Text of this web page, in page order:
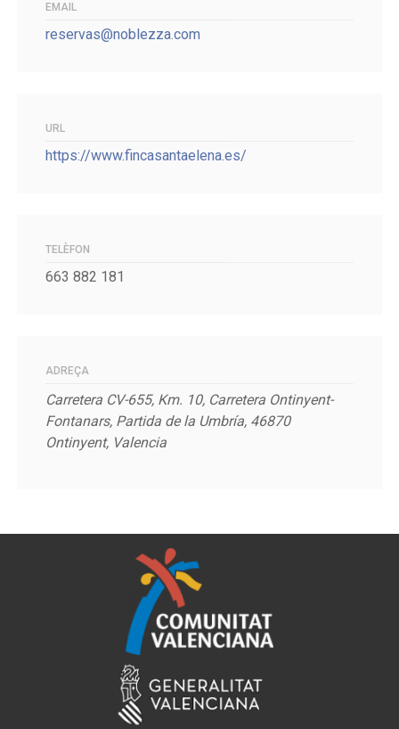
EMAIL
reservas@noblezza.com
URL
https://www.fincasantaelena.es/
TELÈFON
663 882 181
ADREÇA
Carretera CV-655, Km. 10, Carretera Ontinyent-
Fontanars, Partida de la Umbría, 46870
Ontinyent, Valencia